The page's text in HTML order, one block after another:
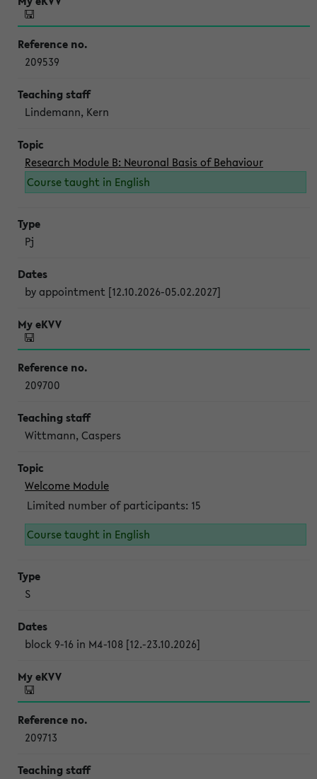
209539
Lindemann, Kern
Research Module B: Neuronal Basis of Behaviour
Course taught in English
Pj
by appointment [12.10.2026-05.02.2027]
209700
Wittmann, Caspers
Welcome Module
Limited number of participants: 15
Course taught in English
S
block 9-16 in M4-108 [12.-23.10.2026]
209713